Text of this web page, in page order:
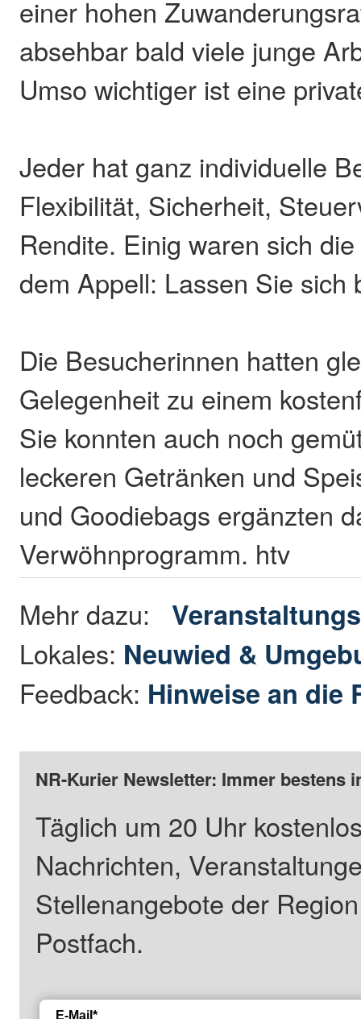
einer hohen
absehbar bald viele junge
Umso wichtiger ist eine
Jeder hat ganz individuelle
Flexibilität, Sicherheit,
Rendite. Einig waren sich
dem Appell: Lassen Sie sich
Die Besucherinnen hatten
Gelegenheit zu einem
Sie konnten auch noch
leckeren Getränken und
und Goodiebags ergänzten
Verwöhnprogramm. htv
Mehr dazu:
Lokales: Neuwied &
Feedback: Hinweise an die
NR-Kurier Newsletter: Immer bestens
Täglich um 20 Uhr
Nachrichten,
Stellenangebote der
Postfach.
E-Mail*